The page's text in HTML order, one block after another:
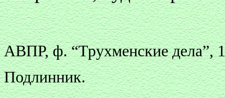
АВПР, ф. “Трухменские дела”,
Подлинник.